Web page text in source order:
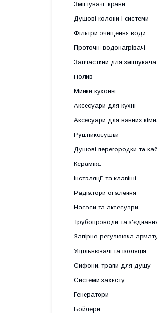
Змішувачі, крани
Душові колони і системи
Фільтри очищення води
Проточні водонагрівачі
Запчастини для змішувача
Полив
Мийки кухонні
Аксесуари для кухні
Аксесуари для ванних
Рушникосушки
Душові перегородки та
Кераміка
Інсталяції та клавіші
Радіатори опалення
Насоси та аксесуари
Трубопроводи та
Запірно-регулююча
Ущільнювачі та ізоляція
Сифони, трапи для душу
Системи захисту
Генератори
Бойлери